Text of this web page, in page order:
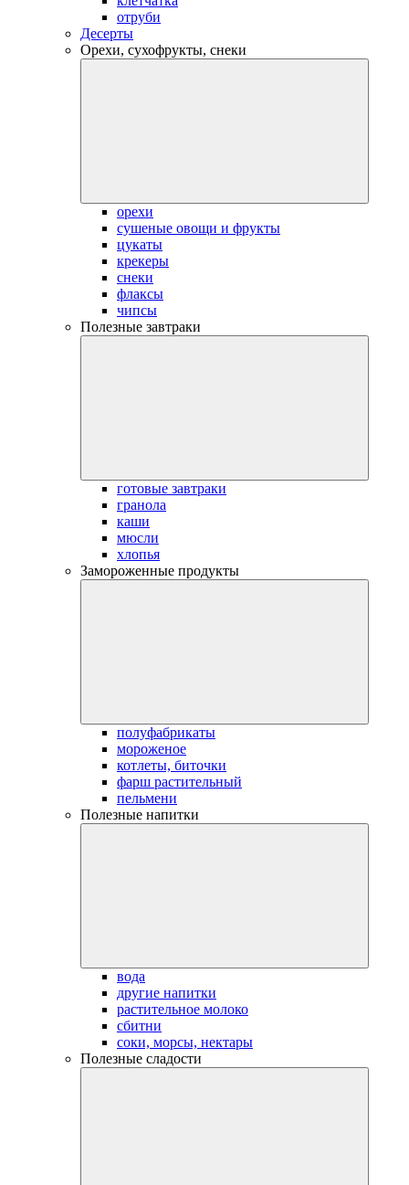
отруби
Десерты
Орехи, сухофрукты, снеки
орехи
сушеные овощи и фрукты
цукаты
крекеры
снеки
флаксы
чипсы
Полезные завтраки
готовые завтраки
гранола
каши
мюсли
хлопья
Замороженные продукты
полуфабрикаты
мороженое
котлеты, биточки
фарш растительный
пельмени
Полезные напитки
вода
другие напитки
растительное молоко
сбитни
соки, морсы, нектары
Полезные сладости